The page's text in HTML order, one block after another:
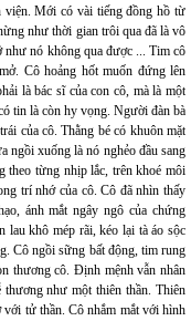
viện. Mới có vài tiếng đồng hồ từ
như thời gian trôi qua đã là vô
như nó không qua được ... Tim cô
Cô hoảng hốt muốn đứng lên
là bác sĩ của con cô, mà là một
tin là còn hy vọng. Người đàn bà
của cô. Thằng bé có khuôn mặt
ngồi xuống là nó nghẻo đầu sang
theo từng nhịp lắc, trên khoé môi
trí nhớ của cô. Cô đã nhìn thấy
ánh mắt ngây ngô của chứng
lau khô mép rãi, kéo lại tà áo sộc
Cô ngồi sững bất động, tim rung
thương cô. Định mệnh vẫn nhân
như một thiên thần. Thiên
với tử thần. Cô nhắm mắt với hình